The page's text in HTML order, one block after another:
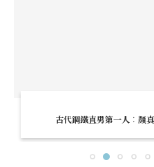
古代鋼鐵直男第一人︰顏